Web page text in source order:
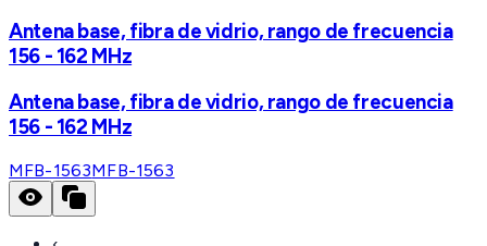
Antena base, fibra de vidrio, rango de frecuencia
156 - 162 MHz
Antena base, fibra de vidrio, rango de frecuencia
156 - 162 MHz
MFB-1563MFB-1563